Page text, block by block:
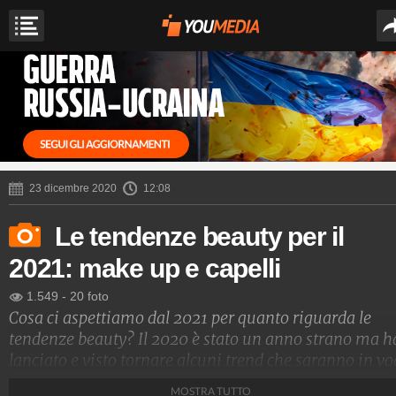
23 dicembre 2020 12:08
Le tendenze beauty per il
2021: make up e capelli
1.549 - 20 foto
Cosa ci aspettiamo dal 2021 per quanto riguarda le
tendenze beauty? Il 2020 è stato un anno strano ma
lanciato e visto tornare alcuni trend che saranno in
MOSTRA TUTTO